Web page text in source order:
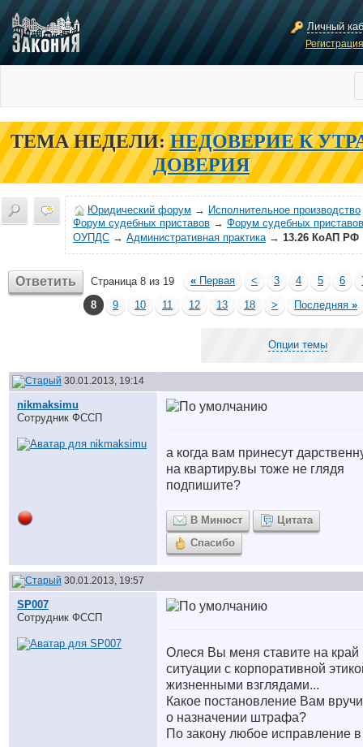
Личный
ТЕМА НЕДЕЛИ: НЕДОВЕРИЕ К
ДОВЕРИЯ
Юридический форум → Исполнительное производство
Форум судебных приставов → Форум судебных
ОУПДС → Административная практика→ 13.26 КоАП РФ
Ответить Страница 8 из 19 « Первая < 3 4 5 6
8
9 10 11 12 13 18 > Последняя »
Опции темы
30.01.2013, 19:14
nikmaksimu
Сотрудник ФССП
а когда вам принесут
на квартиру.вы тоже не глядя
подпишите?
В Минюст
Цитата
Спасибо
30.01.2013, 19:57
SP007
Сотрудник ФССП
Олеся Вы меня ставите на край
ситуации с корпоративной
жизненными взглядами...
Какое постановление Вам
о назначении штрафа?
По закону любое исправление в